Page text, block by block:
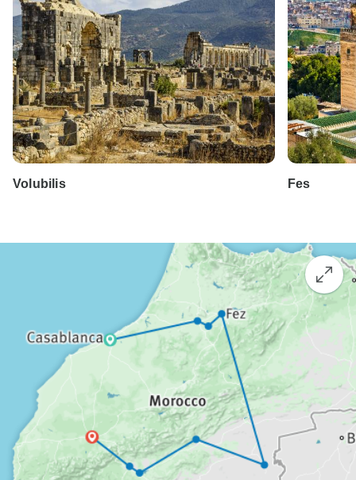
Volubilis Fes